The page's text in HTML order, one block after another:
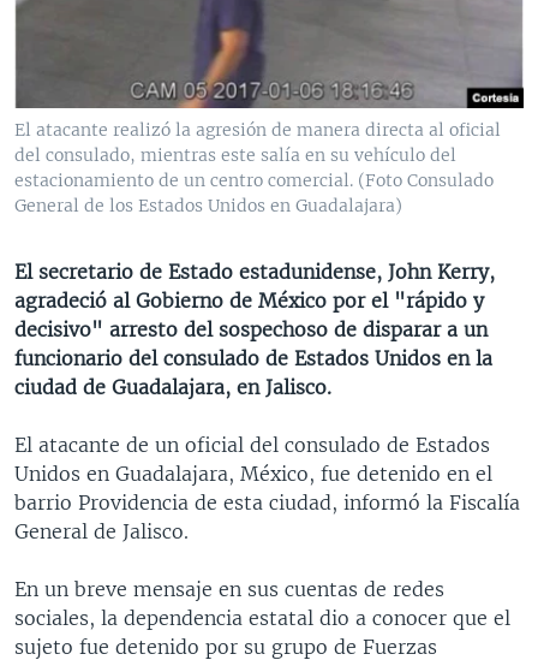
ENTRETENIMIENTO Y CULTURA
TECNOLOGÍA
DEPORTES
CIENCIA Y SALUD
FOTOGRAFÍA
AUDIOS
EL MUNDO AL DÍA
FORO INTERAMERICANO
VISIÓN 360
PANORAMA
RADIO
AVANCE INFORMATIVO
AUDIONOTICIAS
ESTADOS UNIDOS AL DÍA
EL MUNDO AL DÍA [RADIO]
FORO [RADIO]
NOTA ECONÓMICA
ENTRETENIMIENTO
DIRECT
DOCUMENTALES DE LA VOA
SÍGANOS
Idiomas
El atacante realizó la agresión de manera directa al oficial
del consulado, mientras este salía en su vehículo del
estacionamiento de un centro comercial. (Foto Consulado
General de los Estados Unidos en Guadalajara)
El secretario de Estado estadunidense, John Kerry,
agradeció al Gobierno de México por el "rápido y
decisivo" arresto del sospechoso de disparar a un
funcionario del consulado de Estados Unidos en la
ciudad de Guadalajara, en Jalisco.
El atacante de un oficial del consulado de Estados
Unidos en Guadalajara, México, fue detenido en el
barrio Providencia de esta ciudad, informó la Fiscalía
General de Jalisco.
En un breve mensaje en sus cuentas de redes
sociales, la dependencia estatal dio a conocer que el
sujeto fue detenido por su grupo de Fuerzas